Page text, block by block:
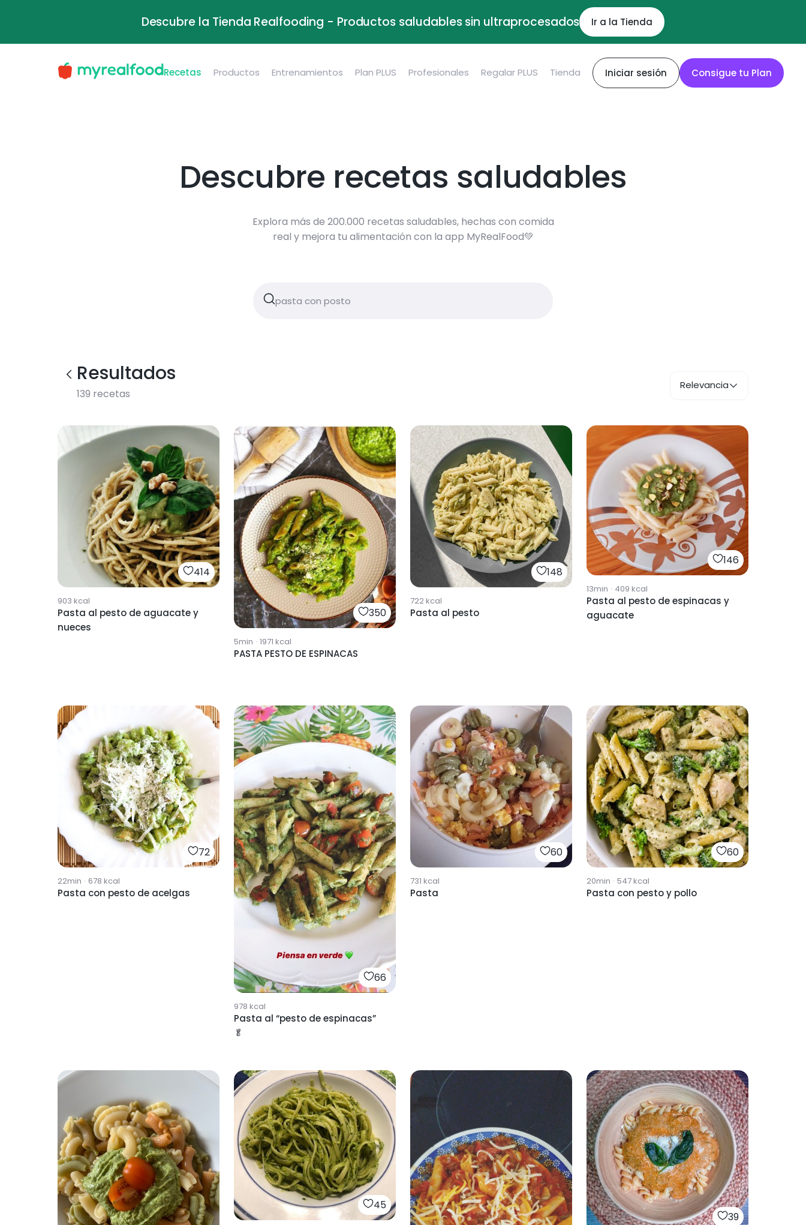
Descubre la Tienda Realfooding - Productos saludables sin ultraprocesados Ir a la Tienda
Recetas Productos Entrenamientos Plan PLUS Profesionales Regalar PLUS Tienda Iniciar sesión Consigue tu Plan
Descubre recetas saludables
Explora más de 200.000 recetas saludables, hechas con comida
real y mejora tu alimentación con la app MyRealFood💚
Resultados
139 recetas
Relevancia
414
903 kcal
Pasta al pesto de aguacate y
nueces
350
5min · 1971 kcal
PASTA PESTO DE ESPINACAS
148
722kcal
Pasta al pesto
146
13min · 409 kcal
Pasta al pesto de espinacas y
aguacate
72
22min · 678 kcal
Pasta con pesto de acelgas
66
978 kcal
Pasta al “pesto de espinacas”
🥬
60
731 kcal
Pasta
60
20min · 547kcal
Pasta con pesto y pollo
45
39